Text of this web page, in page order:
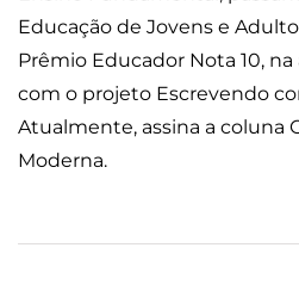
Educação de Jovens e
Prêmio Educador Nota 10,
com o projeto Escrevendo
Atualmente, assina a coluna
Moderna.